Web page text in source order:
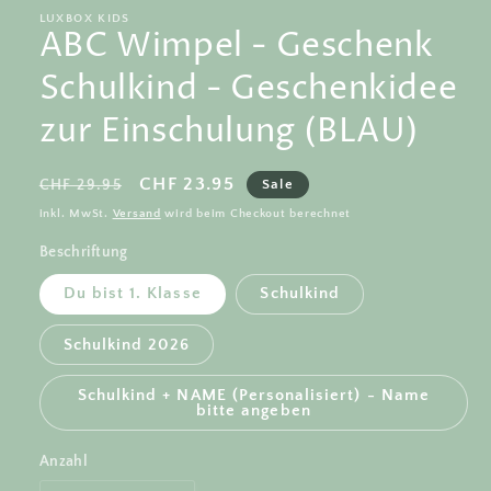
LUXBOX KIDS
ABC Wimpel - Geschenk
Schulkind - Geschenkidee
zur Einschulung (BLAU)
Normaler
Preis
CHF 29.95 Verkaufspreis
CHF 23.95 Sale
inkl. MwSt. Versand wird beim Checkout berechnet
Beschriftung
Du bist 1. Klasse Schulkind
Schulkind 2026
Schulkind + NAME (Personalisiert) - Name
bitte angeben
Anzahl